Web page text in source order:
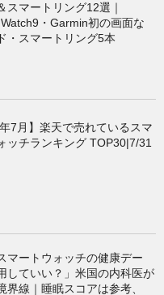
スマートリング12選｜
・Garmin初の画面な
・スマートリング5本
年7月】楽天で売れているスマ
ッチランキング TOP30|7/31
マートウォッチの健康デー
していい？」米国の内科医が
界線｜睡眠スコアは参考、